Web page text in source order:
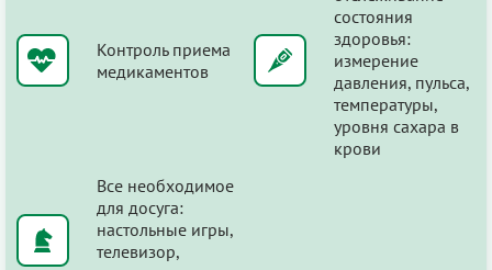
Контроль приема
медикаментов
состояния
здоровья:
измерение
давления, пульса,
температуры,
уровня сахара в
крови
Все необходимое
для досуга:
настольные игры,
телевизор,